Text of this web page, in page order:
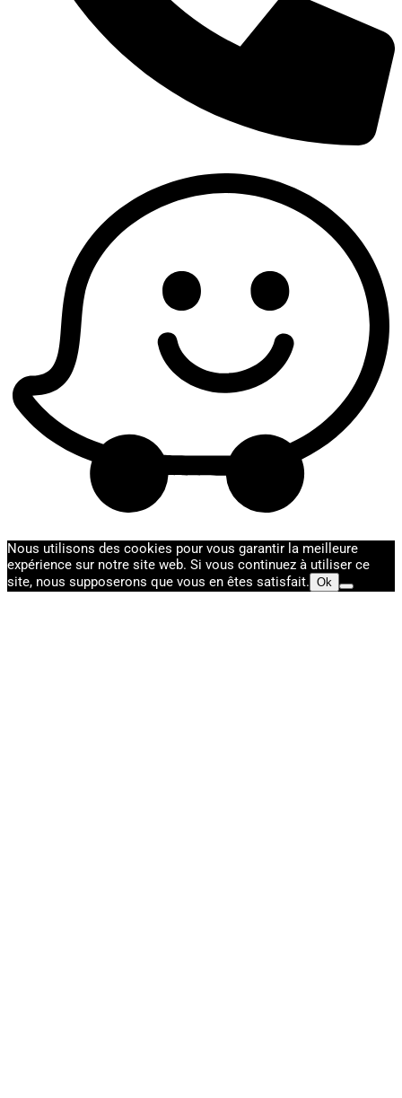
Nous utilisons des cookies pour vous garantir la meilleure
expérience sur notre site web. Si vous continuez à utiliser ce
site, nous supposerons que vous en êtes satisfait. Ok